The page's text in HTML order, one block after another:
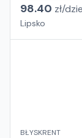
98.40 zł/
Lipsko
BŁYSKRENT